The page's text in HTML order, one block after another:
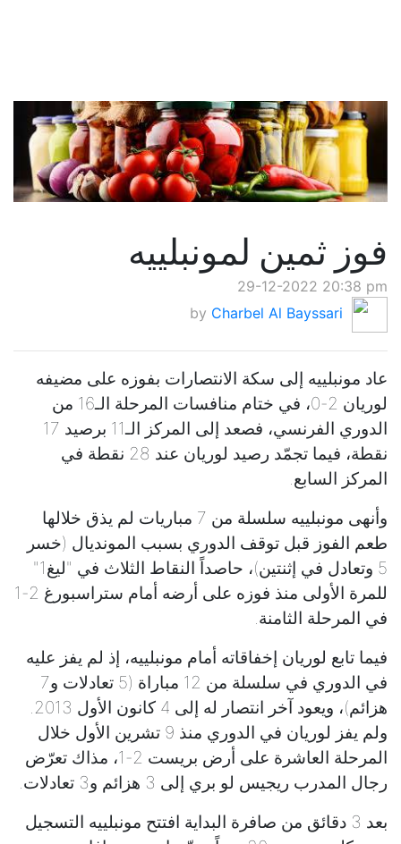
فوز ثمين لمونبلييه
29-12-2022 20:38 pm
by Charbel Al Bayssari
عاد مونبلييه إلى سكة الانتصارات بفوزه على مضيفه
لوريان 2-0، في ختام منافسات المرحلة الـ16 من
الدوري الفرنسي، فصعد إلى المركز الـ11 برصيد 17
نقطة، فيما تجمّد رصيد لوريان عند 28 نقطة في
المركز السابع.
وأنهى مونبلييه سلسلة من 7 مباريات لم يذق خلالها
طعم الفوز قبل توقف الدوري بسبب المونديال (خسر
5 وتعادل في إثنتين)، حاصداً النقاط الثلاث في "ليغ1"
للمرة الأولى منذ فوزه على أرضه أمام ستراسبورغ 2-1
في المرحلة الثامنة.
فيما تابع لوريان إخفاقاته أمام مونبلييه، إذ لم يفز عليه
في الدوري في سلسلة من 12 مباراة (5 تعادلات و7
هزائم)، ويعود آخر انتصار له إلى 4 كانون الأول 2013.
ولم يفز لوريان في الدوري منذ 9 تشرين الأول خلال
المرحلة العاشرة على أرض بريست 2-1، مذاك تعرّض
رجال المدرب ريجيس لو بري إلى 3 هزائم و3 تعادلات.
بعد 3 دقائق من صافرة البداية افتتح مونبلييه التسجيل